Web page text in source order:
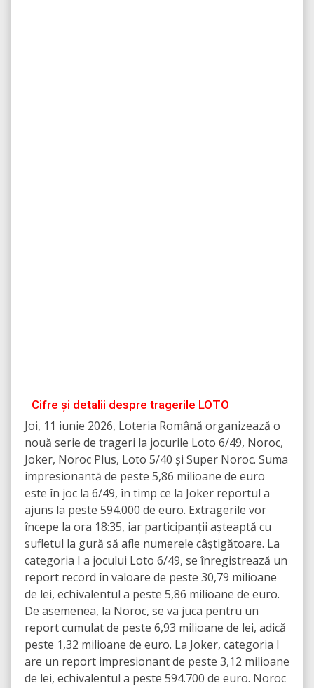
Cifre și detalii despre tragerile LOTO
Joi, 11 iunie 2026, Loteria Română organizează o
nouă serie de trageri la jocurile Loto 6/49, Noroc,
Joker, Noroc Plus, Loto 5/40 și Super Noroc. Suma
impresionantă de peste 5,86 milioane de euro
este în joc la 6/49, în timp ce la Joker reportul a
ajuns la peste 594.000 de euro. Extragerile vor
începe la ora 18:35, iar participanții așteaptă cu
sufletul la gură să afle numerele câștigătoare. La
categoria I a jocului Loto 6/49, se înregistrează un
report record în valoare de peste 30,79 milioane
de lei, echivalentul a peste 5,86 milioane de euro.
De asemenea, la Noroc, se va juca pentru un
report cumulat de peste 6,93 milioane de lei, adică
peste 1,32 milioane de euro. La Joker, categoria I
are un report impresionant de peste 3,12 milioane
de lei, echivalentul a peste 594.700 de euro. Noroc